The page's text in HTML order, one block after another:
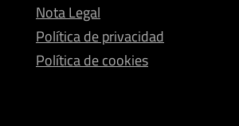
Nota Legal
Política de privacidad
Política de cookies